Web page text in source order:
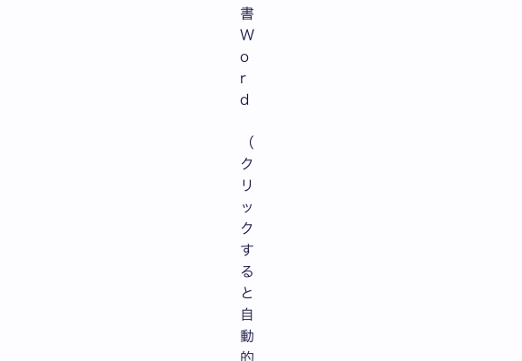
書
W
o
r
d
（
ク
リ
ッ
ク
す
る
と
自
動
的